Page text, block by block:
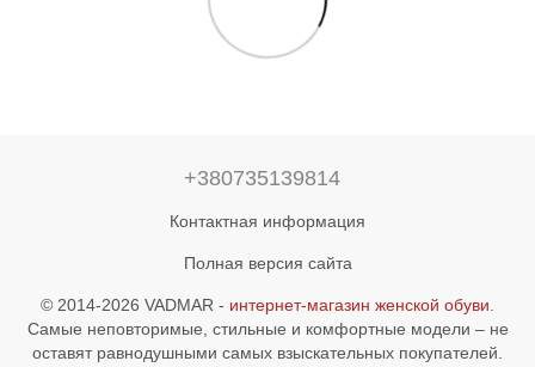
+380735139814
Контактная информация
Полная версия сайта
© 2014-2026 VADMAR - интернет-магазин женской обуви
Самые неповторимые, стильные и комфортные модели – не
оставят равнодушными самых взыскательных покупателей.